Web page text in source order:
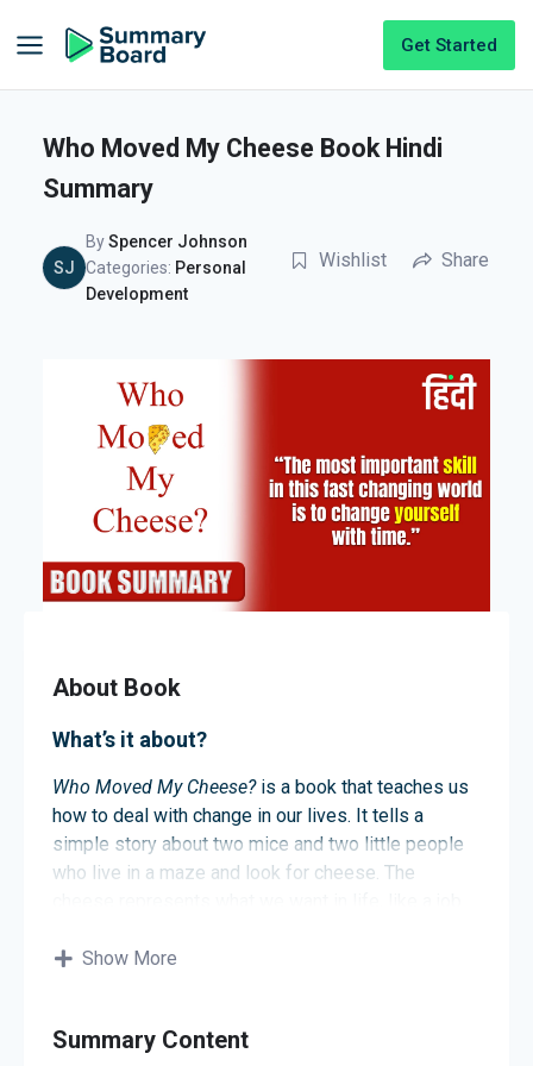
Get Started
Who Moved My Cheese Book Hindi
Summary
SJ
BySpencer Johnson
Categories: Personal
Development
Wishlist Share
About Book
What’s it about?
Who Moved My Cheese?is a book that teaches us
how to deal with change in our lives. It tells a
simple story about two mice and two little people
who live in a maze and look for cheese. The
characters react when the cheese is moved. By
Show More
Summary Content